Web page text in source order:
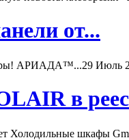
от...
АРИАДА™...29 Июль
в
Холодильные шкафы